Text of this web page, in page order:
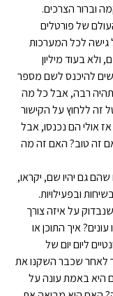
וברור הצרכים.
של פורטלים
גישה לכל המערכות
ולא בעוד מיליון
להיכנס לשם מספר
תהיה רבה, אבל כל מה
ללחוץ על הקישור
אולי הם נכנסו, אבל
זה טוב? האם זה מה
גם יהיו שם, יקראו,
ובפעילויות.
על איזה צורך
איך התוכן או
ליום יום של
לאחר שכבר השקנו את
היא באמת עונה על